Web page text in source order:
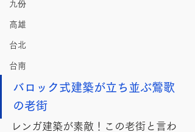
九份
高雄
台北
台南
バロック式建築が立ち並ぶ鶯歌
の老街
レンガ建築が素敵！この老街と言わ